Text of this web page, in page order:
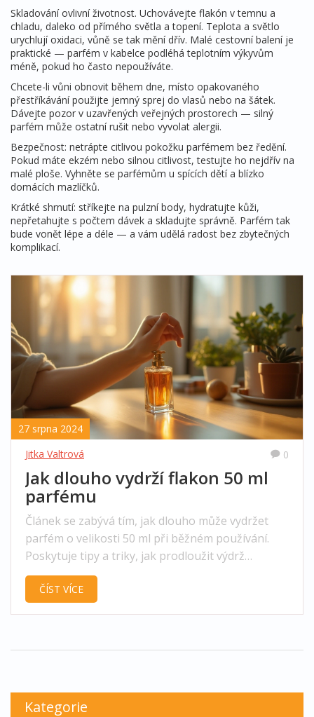
Skladování ovlivní životnost. Uchovávejte flakón v temnu a
chladu, daleko od přímého světla a topení. Teplota a světlo
urychlují oxidaci, vůně se tak mění dřív. Malé cestovní balení je
praktické — parfém v kabelce podléhá teplotním výkyvům
méně, pokud ho často nepoužíváte.
Chcete-li vůni obnovit během dne, místo opakovaného
přestříkávání použijte jemný sprej do vlasů nebo na šátek.
Dávejte pozor v uzavřených veřejných prostorech — silný
parfém může ostatní rušit nebo vyvolat alergii.
Bezpečnost: netrápte citlivou pokožku parfémem bez ředění.
Pokud máte ekzém nebo silnou citlivost, testujte ho nejdřív na
malé ploše. Vyhněte se parfémům u spících dětí a blízko
domácích mazlíčků.
Krátké shrnutí: stříkejte na pulzní body, hydratujte kůži,
nepřetahujte s počtem dávek a skladujte správně. Parfém tak
bude vonět lépe a déle — a vám udělá radost bez zbytečných
komplikací.
27 srpna 2024
Jitka Valtrová
0
Jak dlouho vydrží flakon 50 ml
parfému
Článek se zabývá tím, jak dlouho může vydržet
parfém o velikosti 50 ml při běžném používání.
Poskytuje tipy a triky, jak prodloužit výdrž
parfému, a zajímavé informace o používání a
skladování parfémů.
ČÍST VÍCE
Kategorie